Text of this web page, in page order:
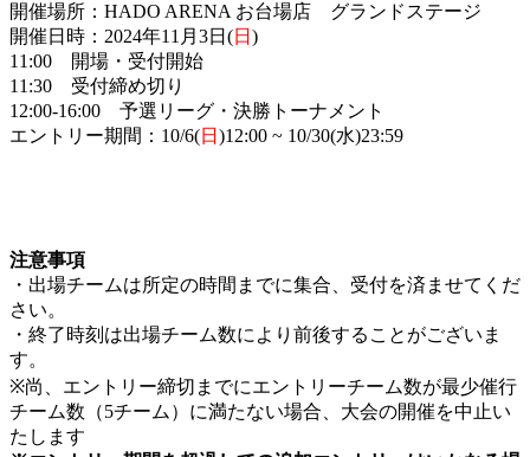
開催場所：HADO ARENA お台場店 グランドステージ
開催日時：2024年11月3日(日 )
11:00 開場・受付開始
11:30 受付締め切り
12:00-16:00 予選リーグ・決勝トーナメント
エントリー期間：10/6(日 )12:00 ~ 10/30(水)23:59
注意事項
・出場チームは所定の時間までに集合、受付を済ませてくだ
さい。
・終了時刻は出場チーム数により前後することがございま
す。
※尚、エントリー締切までにエントリーチーム数が最少催⾏
チーム数（5チーム）に満たない場合、大会の開催を中止い
たします